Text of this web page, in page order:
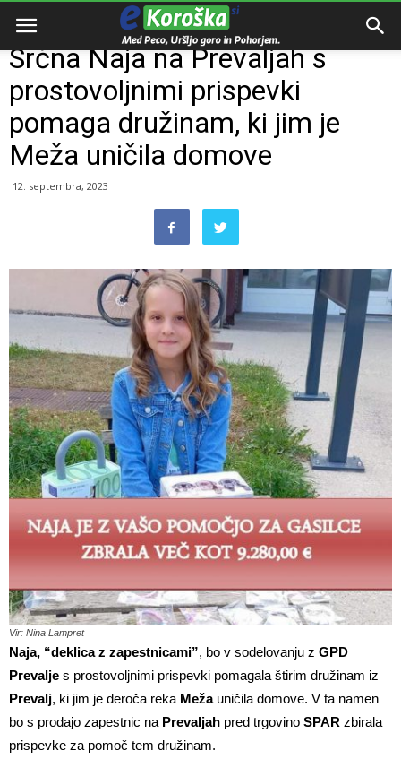
Domov
Srčna Naja na Prevaljah s
prostovoljnimi prispevki
pomaga družinam, ki jim je
Meža uničila domove
12. septembra, 2023
Vir: Nina Lampret
Naja, “deklica z zapestnicami”, bo v sodelovanju z GPD
Prevalje s prostovoljnimi prispevki pomagala štirim družinam iz
Prevalj, ki jim je deroča reka Mežauničila domove. V ta namen
bo s prodajo zapestnic na Prevaljah pred trgovino SPAR zbirala
prispevke za pomoč tem družinam.